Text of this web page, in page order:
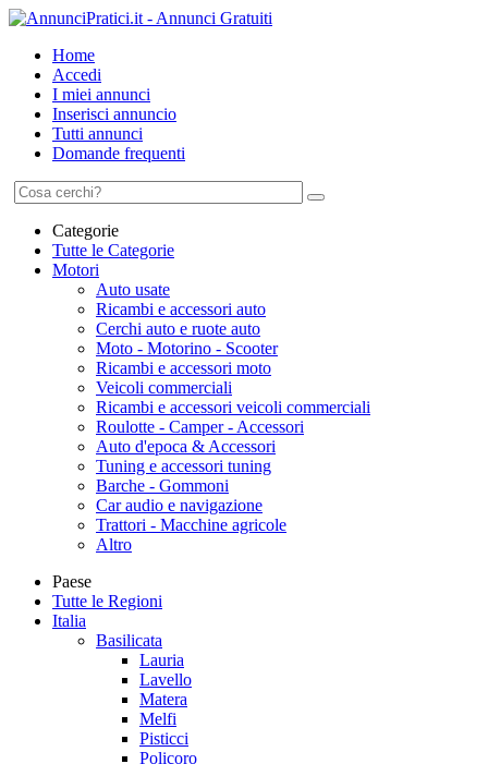
Home
Accedi
I miei annunci
Inserisci annuncio
Tutti annunci
Domande frequenti
Categorie
Tutte le Categorie
Motori
Auto usate
Ricambi e accessori auto
Cerchi auto e ruote auto
Moto - Motorino - Scooter
Ricambi e accessori moto
Veicoli commerciali
Ricambi e accessori veicoli commerciali
Roulotte - Camper - Accessori
Auto d'epoca & Accessori
Tuning e accessori tuning
Barche - Gommoni
Car audio e navigazione
Trattori - Macchine agricole
Altro
Paese
Tutte le Regioni
Italia
Basilicata
Lauria
Lavello
Matera
Melfi
Pisticci
Policoro